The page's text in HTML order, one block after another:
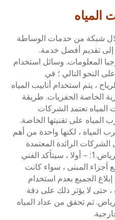
شبكة من خدمات الوساطة
تقديم أفضل خدمة.
المعلومات. وسائل استخدام
النحو التالي ؛ في
، يتم استخدام أنابيب المياه
الخاصة الحفريات. طريقة
تعتمد الشركات
على تقنيتها الخاصة.
، لكنها واحدة من أهم
الرائدة المعتمدة
للكشف عن تسرب المياه في الرياض.1: – أولا ، سيتأكد الفني
المبنى ، سواء كانت
الجميع بعدم استخدام
حتى لا يؤثر ذلك على دقة
ثم تحقق من عداد المياه